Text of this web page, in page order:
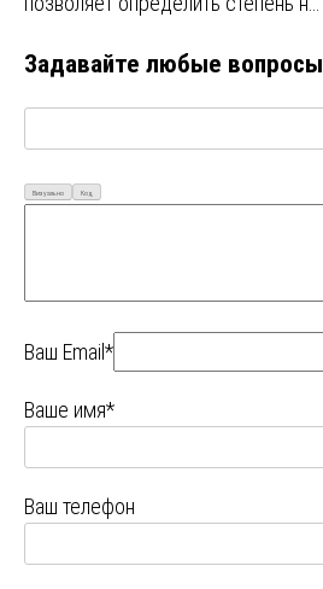
Задавайте любые вопросы
Визуально Код
Ваш Email*
Ваше имя*
Ваш телефон